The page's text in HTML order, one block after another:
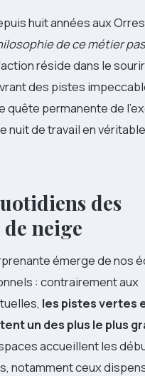
huit années aux
de ce métier
réside dans le
des pistes
quête permanente de
nuit de travail en
des
neige
émerge de nos
: contrairement aux
les pistes vertes
un des plus le plus
accueillent les
notamment ceux